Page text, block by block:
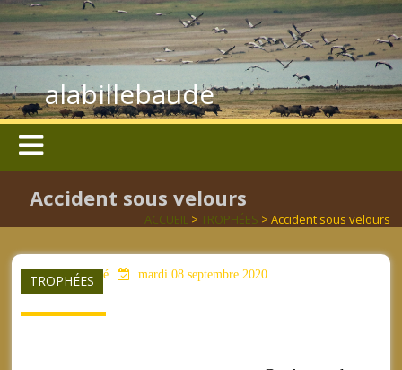
alabillebaude
Accident sous velours
ACCUEIL> TROPHÉES > Accident sous velours
TROPHÉES
aucun mot clé mardi 08 septembre 2020